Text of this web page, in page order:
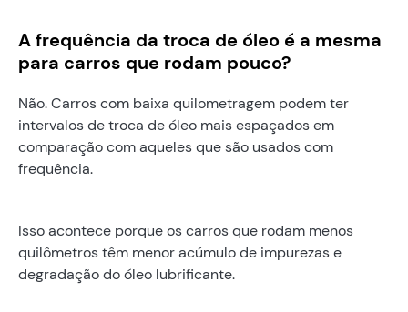
A frequência da troca de óleo é a mesma
para carros que rodam pouco?
Não. Carros com baixa quilometragem podem ter
intervalos de troca de óleo mais espaçados em
comparação com aqueles que são usados com
frequência.
Isso acontece porque os carros que rodam menos
quilômetros têm menor acúmulo de impurezas e
degradação do óleo lubrificante.